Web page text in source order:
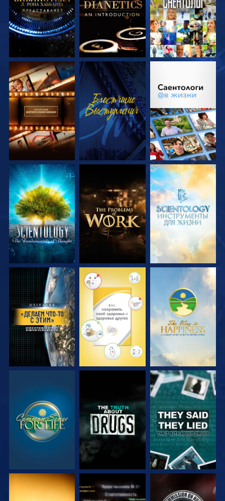
СМОТРЕТЬ
ПЕРЕДАЧИ
СМОТРЕТЬ
СМОТРЕТЬ
СМОТРЕТЬ
ПЕРЕДАЧИ
СМОТРЕТЬ
ПЕРЕДАЧИ
СМОТРЕТЬ
ПЕРЕДАЧИ
СМОТРЕТЬ СМОТРЕТЬ СМОТРЕТЬ
СМОТРЕТЬ СМОТРЕТЬ СМОТРЕТЬ